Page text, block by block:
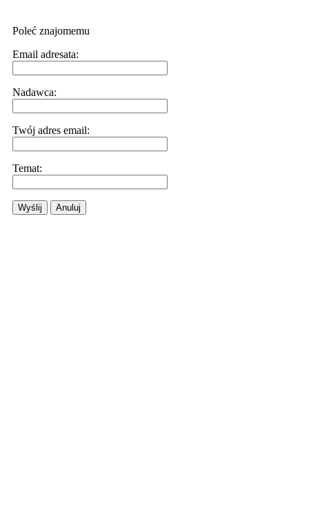
Poleć znajomemu
Email adresata:
Nadawca:
Twój adres email:
Temat:
Wyślij Anuluj